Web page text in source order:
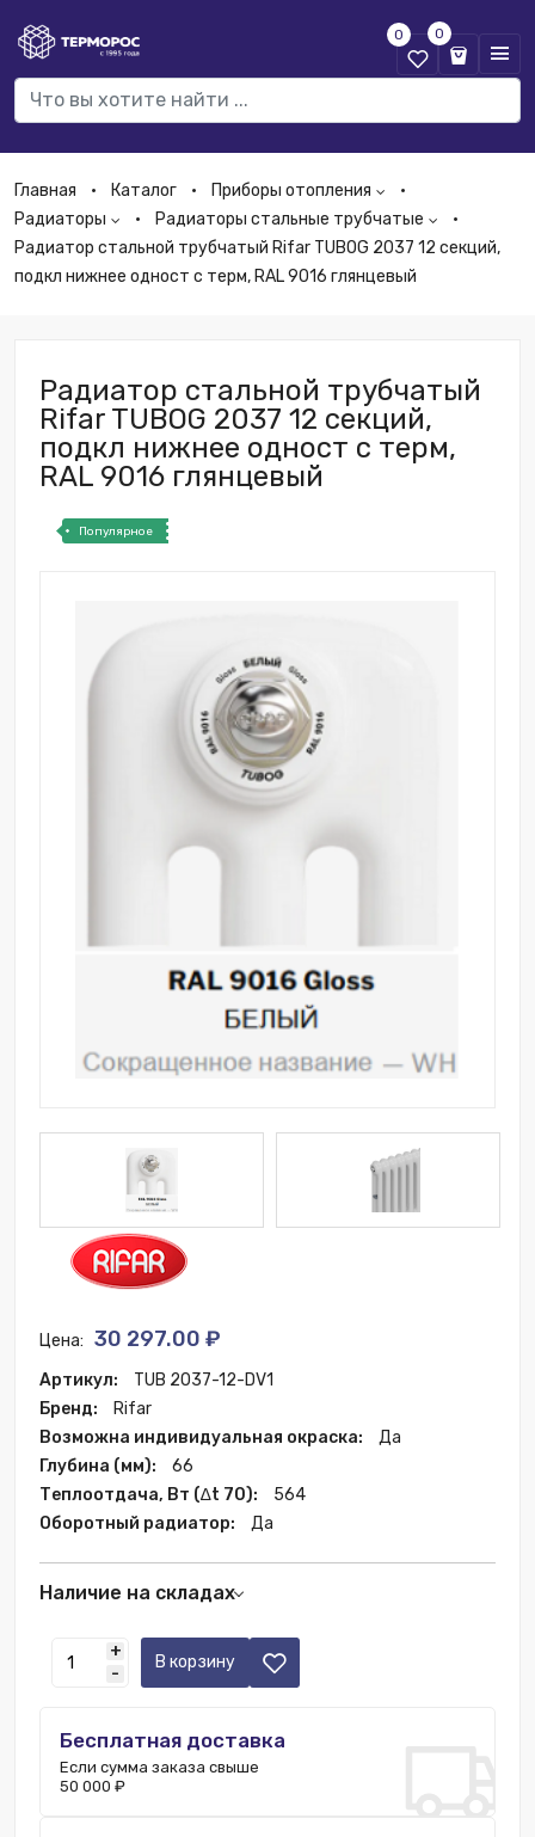
0 0
Главная Каталог
Приборы отопления
Радиаторы
Радиаторы стальные трубчатые
Радиатор стальной трубчатый Rifar TUBOG 2037 12 секций,
подкл нижнее одност с терм, RAL 9016 глянцевый
Радиатор стальной трубчатый
Rifar TUBOG 2037 12 секций,
подкл нижнее одност с терм,
RAL 9016 глянцевый
Популярное
Цена: 30 297.00 ₽
Артикул:
TUB 2037-12-DV1
Бренд:
Rifar
Возможна индивидуальная окраска:
Да
Глубина (мм):
66
Теплоотдача, Вт (∆t 70):
564
Оборотный радиатор:
Да
Наличие на складах
+
-
В корзину
Бесплатная доставка
Если сумма заказа свыше
50 000 ₽